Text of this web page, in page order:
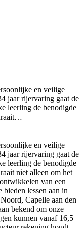
en veilige
jaar rijervaring gaat de
leerling de benodigde
en veilige
jaar rijervaring gaat de
leerling de benodigde
niet alleen om het
van een
lessen aan in
Capelle aan den
bekend om onze
kunnen vanaf 16,5